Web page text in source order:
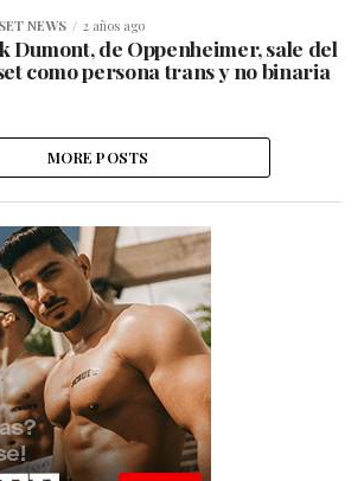
NEWS 2 años ago
Dumont, de Oppenheimer, sale del
como persona trans y no binaria
MORE POSTS